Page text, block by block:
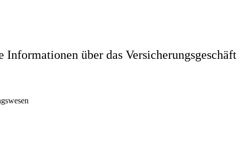
über das Versicherungsgeschäft